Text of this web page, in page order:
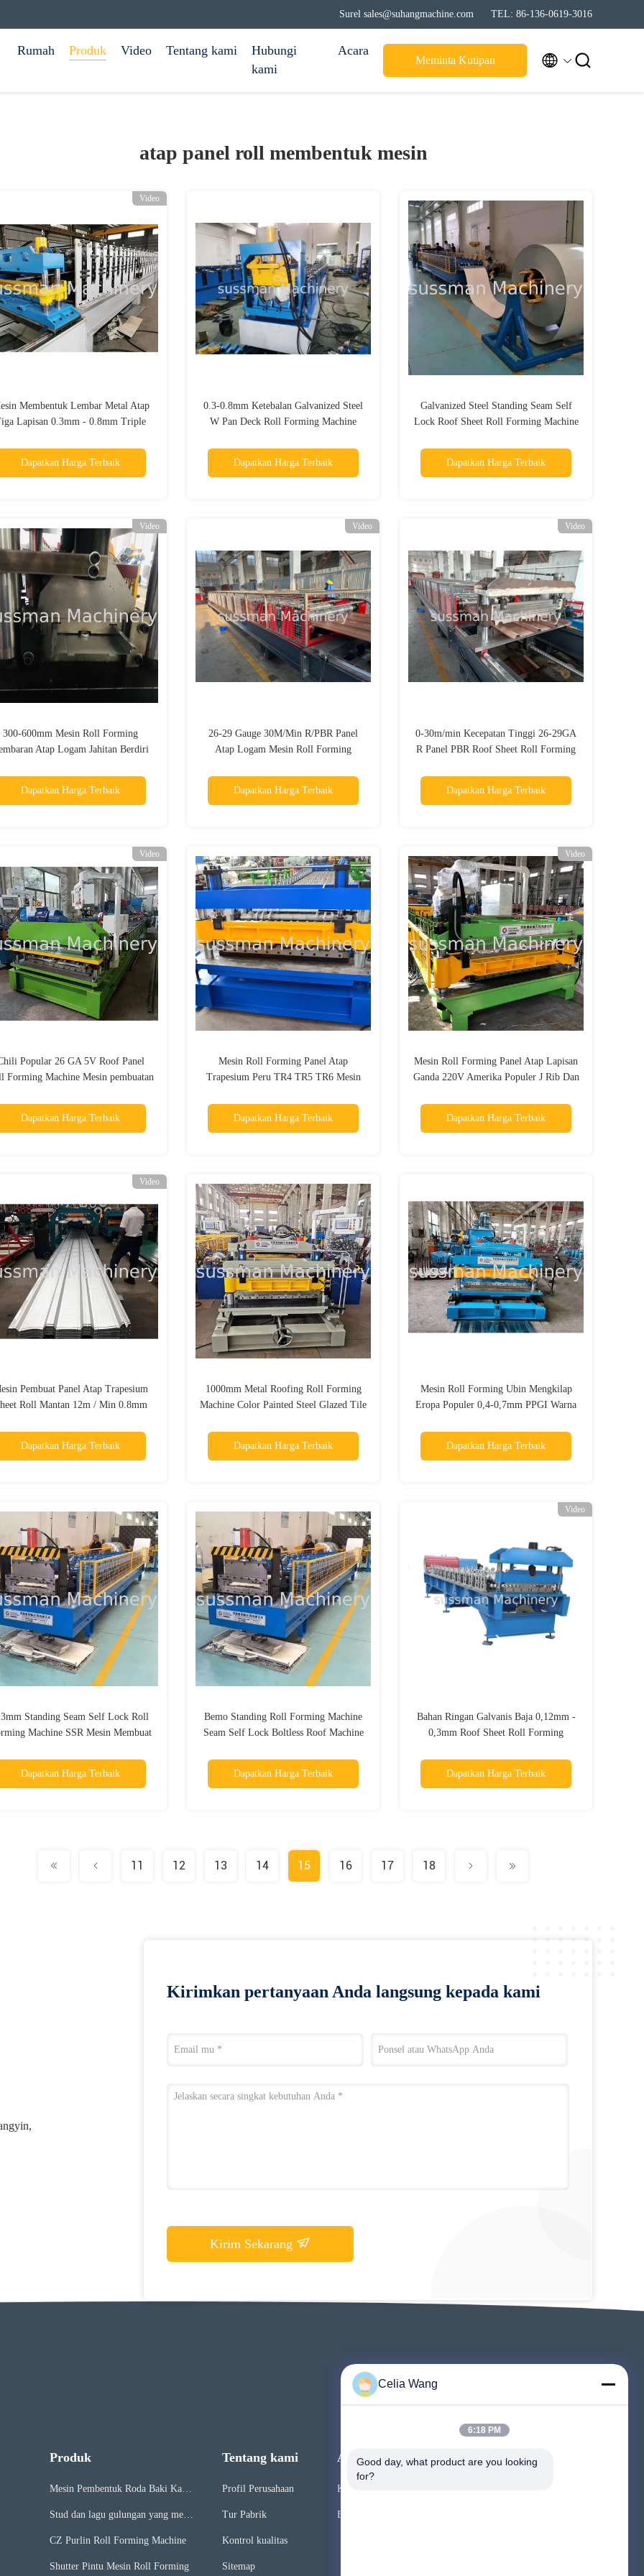
Surel sales@suhangmachine.com TEL: 86-136-0619-3016
Rumah Produk Video Tentang kami
Hubungi
kami
Acara
Meminta Kutipan  
atap panel roll membentuk mesin
Video
Membentuk Lembar Metal Atap
Lapisan 0.3mm - 0.8mm Triple
Dapatkan Harga Terbaik
0.3-0.8mm Ketebalan Galvanized Steel
W Pan Deck Roll Forming Machine
Dapatkan Harga Terbaik
Galvanized Steel Standing Seam Self
Lock Roof Sheet Roll Forming Machine
Dapatkan Harga Terbaik
Video
300-600mm Mesin Roll Forming
Atap Logam Jahitan Berdiri
Dapatkan Harga Terbaik
Video
26-29 Gauge 30M/Min R/PBR Panel
Atap Logam Mesin Roll Forming
Dapatkan Harga Terbaik
Video
0-30m/min Kecepatan Tinggi 26-29GA
R Panel PBR Roof Sheet Roll Forming
Dapatkan Harga Terbaik
Video
Popular 26 GA 5V Roof Panel
Forming Machine Mesin pembuatan
Dapatkan Harga Terbaik
Mesin Roll Forming Panel Atap
Trapesium Peru TR4 TR5 TR6 Mesin
Dapatkan Harga Terbaik
Video
Mesin Roll Forming Panel Atap Lapisan
Ganda 220V Amerika Populer J Rib Dan
Dapatkan Harga Terbaik
Video
Pembuat Panel Atap Trapesium
Roll Mantan 12m / Min 0.8mm
Dapatkan Harga Terbaik
1000mm Metal Roofing Roll Forming
Machine Color Painted Steel Glazed Tile
Dapatkan Harga Terbaik
Mesin Roll Forming Ubin Mengkilap
Eropa Populer 0,4-0,7mm PPGI Warna
Dapatkan Harga Terbaik
Standing Seam Self Lock Roll
Machine SSR Mesin Membuat
Dapatkan Harga Terbaik
Bemo Standing Roll Forming Machine
Seam Self Lock Boltless Roof Machine
Dapatkan Harga Terbaik
Video
Bahan Ringan Galvanis Baja 0,12mm -
0,3mm Roof Sheet Roll Forming
Dapatkan Harga Terbaik
11 12 13 14 15 16 17 18
Kirimkan pertanyaan Anda langsung kepada kami
Kirim Sekarang
Produk
Mesin Pembentuk Roda Baki Kabe
Stud dan lagu gulungan yang mem
CZ Purlin Roll Forming Machine
Shutter Pintu Mesin Roll Forming
Tentang kami
Profil Perusahaan
Tur Pabrik
Kontrol kualitas
Sitemap
Acara
Kasus
Berita
Meminta Kutipan
Celia Wang
6:18 PM
Good day, what product are you looking
for?